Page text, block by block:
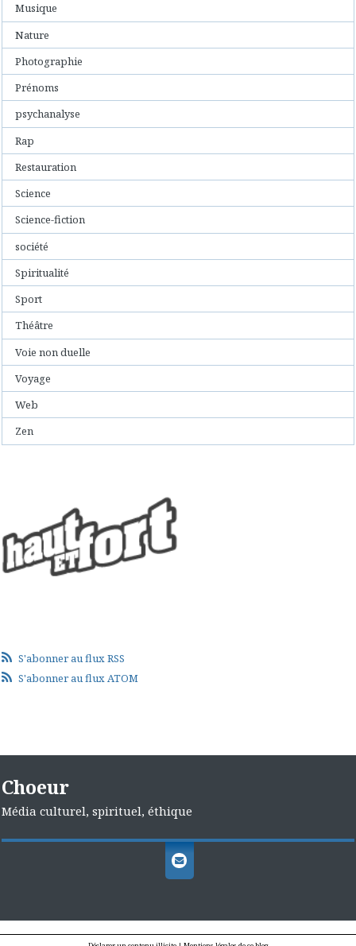
Musique
Nature
Photographie
Prénoms
psychanalyse
Rap
Restauration
Science
Science-fiction
société
Spiritualité
Sport
Théâtre
Voie non duelle
Voyage
Web
Zen
S'abonner au flux RSS
S'abonner au flux ATOM
Choeur
Média culturel, spirituel, éthique